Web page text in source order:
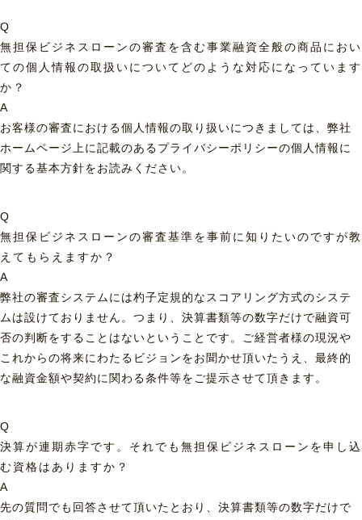
Q
無担保ビジネスローンの審査を含む事業融資全般の商品におい
ての個人情報の取扱いについてどのような対応になっています
か？
A
お客様の審査における個人情報の取り扱いにつきましては、弊社
ホームページ上に記載のあるプライバシーポリシーの個人情報に
関する基本方針をお読みください。
Q
無担保ビジネスローンの審査基準を事前に知りたいのですが教
えてもらえますか？
A
弊社の審査システムには杓子定規的なスコアリング方式のシステ
ムは設けておりません。つまり、決算書類等の数字だけで融資可
否の判断をすることはないということです。ご経営者様の現況や
これからの将来にわたるビジョンをお聞かせ頂いたうえ、最終的
な融資金額や契約に関わる条件等をご提示させて頂きます。
Q
決算が連期赤字です。それでも無担保ビジネスローンを申し込
む資格はありますか？
A
先の質問でも回答させて頂いたとおり、決算書類等の数字だけで